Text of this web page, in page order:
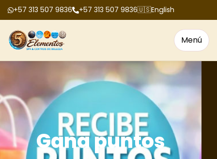
+57 313 507 9836 +57 313 507 9836🇺🇸English
Menú
Bonos de regalo